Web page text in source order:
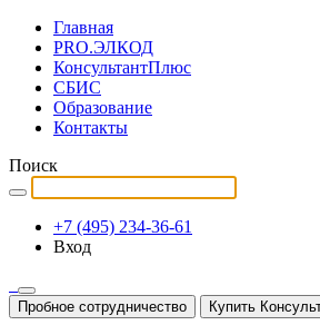
Главная
PRO.ЭЛКОД
КонсультантПлюс
СБИС
Образование
Контакты
Поиск
+7 (495) 234-36-61
Вход
Пробное сотрудничество Купить